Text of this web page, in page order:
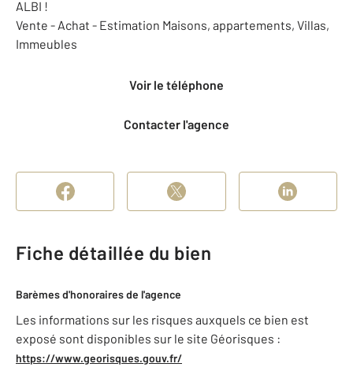
ALBI !
Vente - Achat - Estimation Maisons, appartements, Villas,
Immeubles
Voir le téléphone
Contacter l'agence
Fiche détaillée du bien
Barèmes d'honoraires de l'agence
Les informations sur les risques auxquels ce bien est
exposé sont disponibles sur le site Géorisques :
https://www.georisques.gouv.fr/